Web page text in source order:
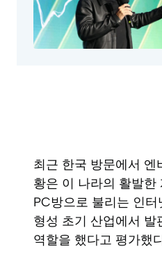
최근 한국 방문에서 엔
황은 이 나라의 활발
PC방으로 불리는 인
형성 초기 산업에서 발
역할을 했다고 평가했